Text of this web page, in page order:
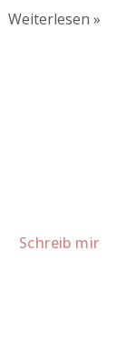
Weiterlesen »
Schreib mir